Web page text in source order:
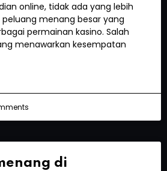
online, tidak ada yang lebih
menang besar yang
permainan kasino. Salah
menawarkan kesempatan
di